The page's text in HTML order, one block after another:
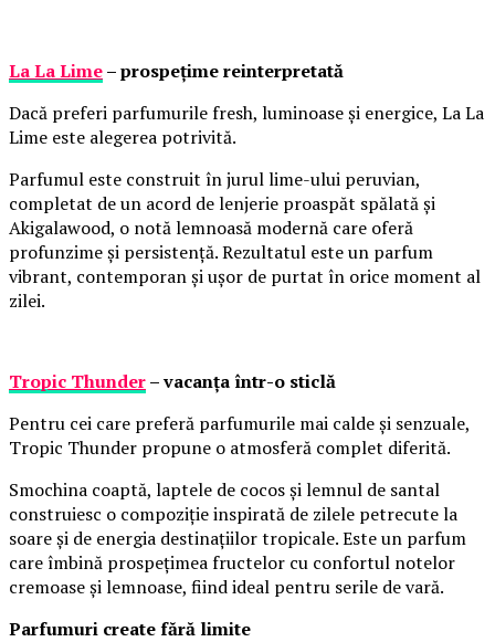
La La Lime– prospețime reinterpretată
Dacă preferi parfumurile fresh, luminoase și energice, La La
Lime este alegerea potrivită.
Parfumul este construit în jurul lime-ului peruvian,
completat de un acord de lenjerie proaspăt spălată și
Akigalawood, o notă lemnoasă modernă care oferă
profunzime și persistență. Rezultatul este un parfum
vibrant, contemporan și ușor de purtat în orice moment al
zilei.
Tropic Thunder– vacanța într-o sticlă
Pentru cei care preferă parfumurile mai calde și senzuale,
Tropic Thunder propune o atmosferă complet diferită.
Smochina coaptă, laptele de cocos și lemnul de santal
construiesc o compoziție inspirată de zilele petrecute la
soare și de energia destinațiilor tropicale. Este un parfum
care îmbină prospețimea fructelor cu confortul notelor
cremoase și lemnoase, fiind ideal pentru serile de vară.
Parfumuri create fără limite